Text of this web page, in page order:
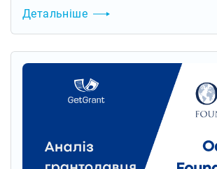
Детальніше